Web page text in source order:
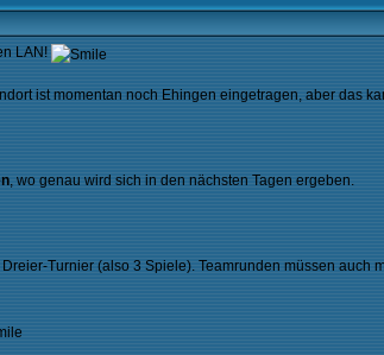
LAN!
ist momentan noch Ehingen eingetragen, aber das
, wo genau wird sich in den nächsten Tagen ergeben.
Turnier (also 3 Spiele). Teamrunden müssen auch